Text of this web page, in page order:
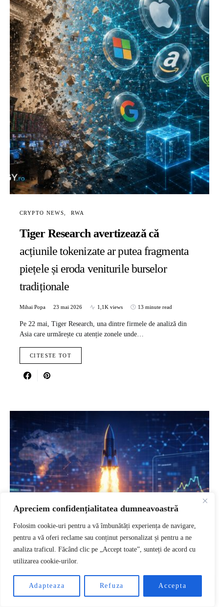
Apreciem confidențialitatea dumneavoastră
Folosim cookie-uri pentru a vă îmbunătăți experiența de navigare,
pentru a vă oferi reclame sau conținut personalizat și pentru a ne
analiza traficul. Făcând clic pe „Accept toate”, sunteți de acord cu
utilizarea cookie-urilor.
Adapteaza Refuza Accepta
CRYPTO NEWS RWA
Tiger Research avertizează că
acțiunile tokenizate ar putea fragmenta
piețele și eroda veniturile burselor
tradiționale
Mihai Popa 23 mai 2026 1,1K views 13 minute read
Pe 22 mai, Tiger Research, una dintre firmele de analiză din
Asia care urmărește cu atenție zonele unde…
CITESTE TOT
RO